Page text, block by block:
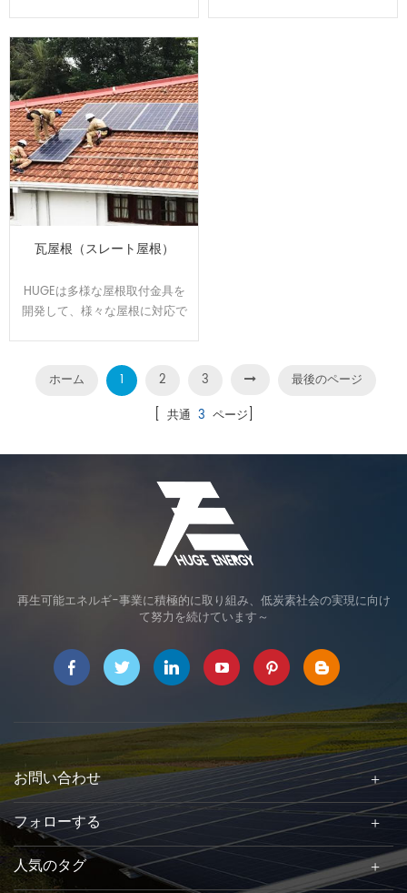
計、製造可能です。効率よく、
施工性に優れた架台です。
瓦屋根（スレート屋根）
HUGEは多様な屋根取付金具を
開発して、様々な屋根に対応で
計、製造可能です。効率よく、
施工性に優れた架台です。
ホーム 1 2 3
最後のページ
[ 共通 3 ページ]
再生可能エネルギ-事業に積極的に取り組み、低炭素社会の実現に向け
て努力を続けています～
お問い合わせ
フォローする
人気のタグ